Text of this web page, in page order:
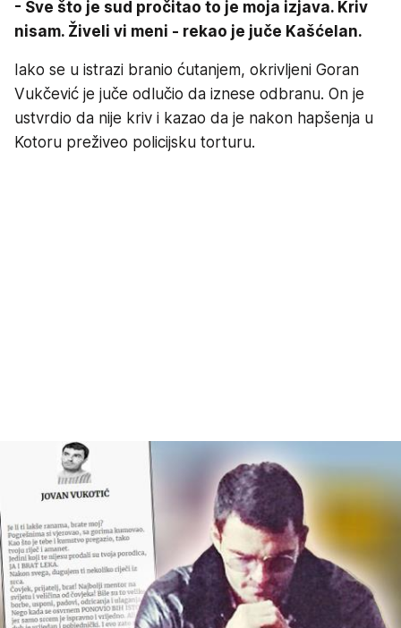
- Sve što je sud pročitao to je moja izjava. Kriv
nisam. Živeli vi meni - rekao je juče Kašćelan.
Iako se u istrazi branio ćutanjem, okrivljeni Goran
Vukčević je juče odlučio da iznese odbranu. On je
ustvrdio da nije kriv i kazao da je nakon hapšenja u
Kotoru preživeo policijsku torturu.